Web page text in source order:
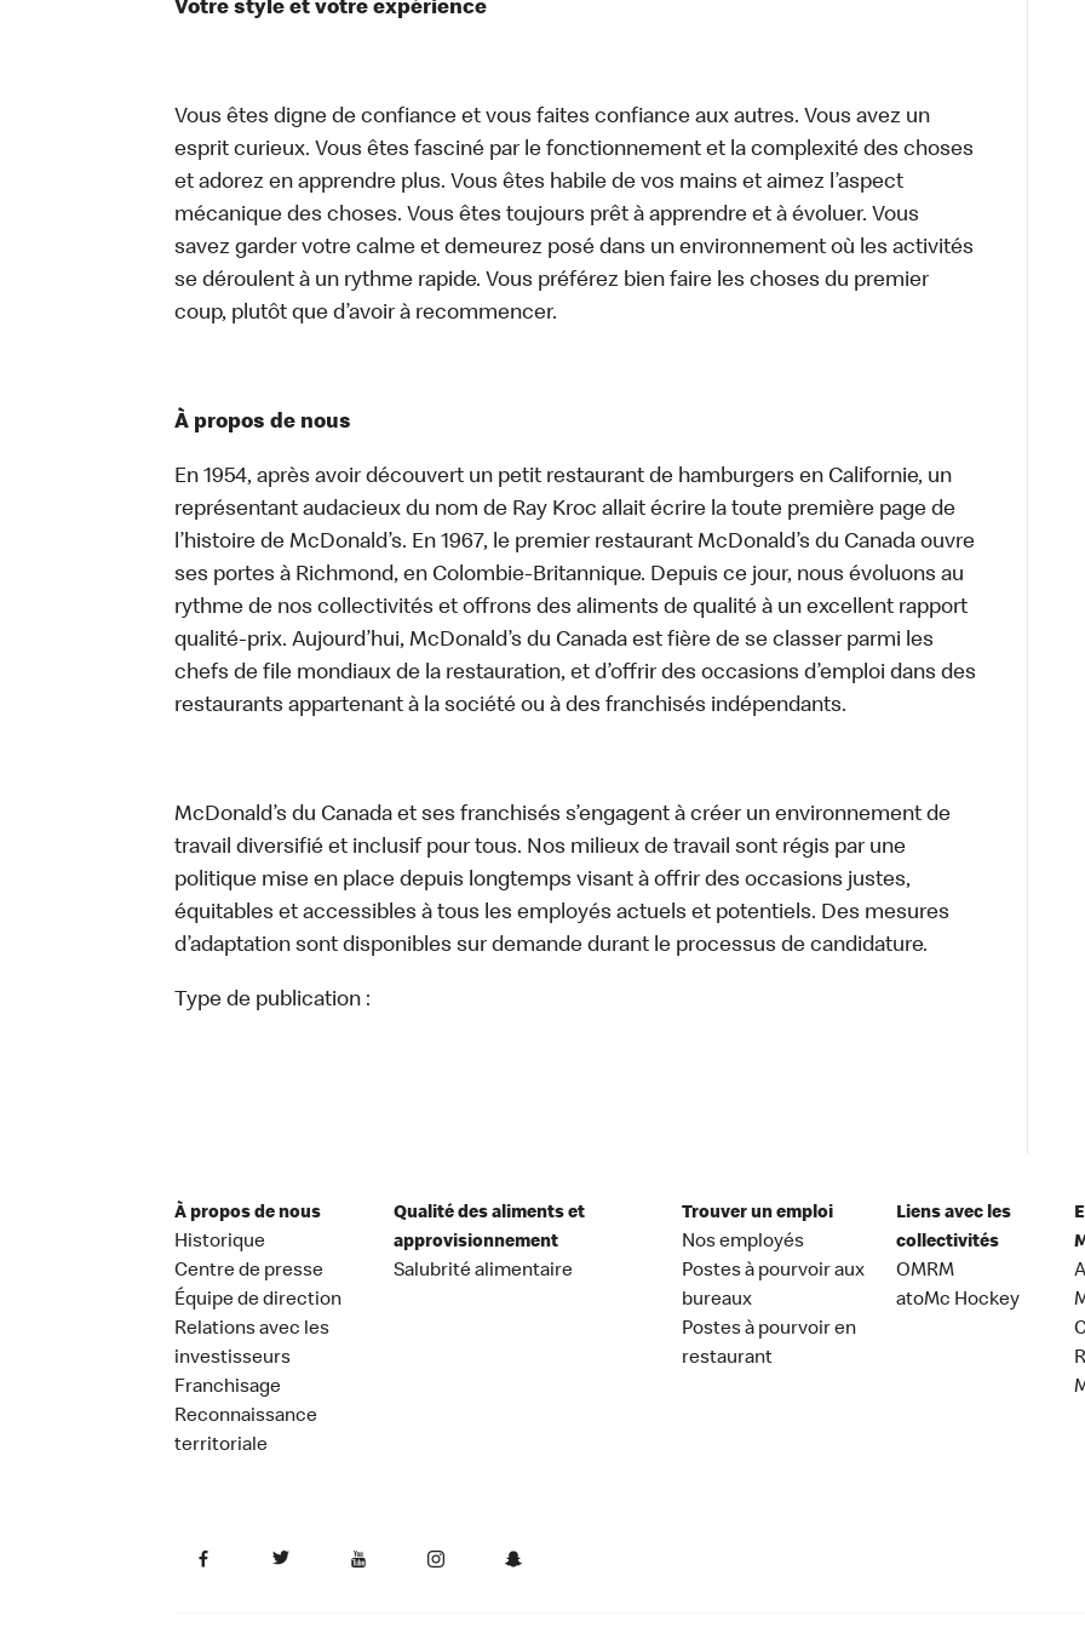
Votre style et votre expérience
Vous êtes digne de confiance et vous faites confiance aux autres. Vous avez un
esprit curieux. Vous êtes fasciné par le fonctionnement et la complexité des choses
et adorez en apprendre plus. Vous êtes habile de vos mains et aimez l’aspect
mécanique des choses. Vous êtes toujours prêt à apprendre et à évoluer. Vous
savez garder votre calme et demeurez posé dans un environnement où les activités
se déroulent à un rythme rapide. Vous préférez bien faire les choses du premier
coup, plutôt que d’avoir à recommencer.
À propos de nous
En 1954, après avoir découvert un petit restaurant de hamburgers en Californie, un
représentant audacieux du nom de Ray Kroc allait écrire la toute première page de
l’histoire de McDonald’s. En 1967, le premier restaurant McDonald’s du Canada ouvre
ses portes à Richmond, en Colombie-Britannique. Depuis ce jour, nous évoluons au
rythme de nos collectivités et offrons des aliments de qualité à un excellent rapport
qualité-prix. Aujourd’hui, McDonald’s du Canada est fière de se classer parmi les
chefs de file mondiaux de la restauration, et d’offrir des occasions d’emploi dans des
restaurants appartenant à la société ou à des franchisés indépendants.
McDonald’s du Canada et ses franchisés s’engagent à créer un environnement de
travail diversifié et inclusif pour tous. Nos milieux de travail sont régis par une
politique mise en place depuis longtemps visant à offrir des occasions justes,
équitables et accessibles à tous les employés actuels et potentiels. Des mesures
d’adaptation sont disponibles sur demande durant le processus de candidature.
Type de publication :
À propos de nous
Historique
Centre de presse
Équipe de direction
Relations avec les
investisseurs
Franchisage
Reconnaissance
territoriale
Qualité des aliments et
approvisionnement
Salubrité alimentaire
Trouver un emploi
Nos employés
Postes à pourvoir aux
bureaux
Postes à pourvoir en
restaurant
Liens avec les
collectivités
OMRM
atoMc Hockey